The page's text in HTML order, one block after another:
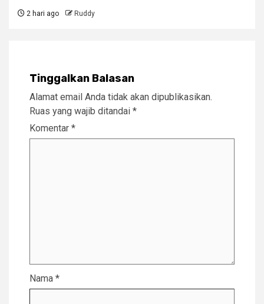
2 hari ago Ruddy
Tinggalkan Balasan
Alamat email Anda tidak akan dipublikasikan.
Ruas yang wajib ditandai *
Komentar *
Nama *